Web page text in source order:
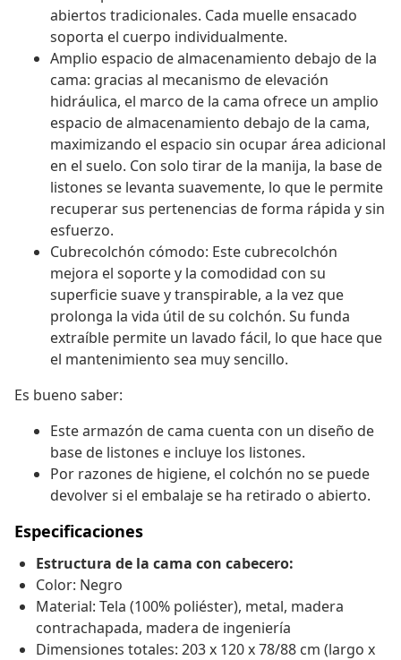
abiertos tradicionales. Cada muelle ensacado
soporta el cuerpo individualmente.
Amplio espacio de almacenamiento debajo de la
cama: gracias al mecanismo de elevación
hidráulica, el marco de la cama ofrece un amplio
espacio de almacenamiento debajo de la cama,
maximizando el espacio sin ocupar área adicional
en el suelo. Con solo tirar de la manija, la base de
listones se levanta suavemente, lo que le permite
recuperar sus pertenencias de forma rápida y sin
esfuerzo.
Cubrecolchón cómodo: Este cubrecolchón
mejora el soporte y la comodidad con su
superficie suave y transpirable, a la vez que
prolonga la vida útil de su colchón. Su funda
extraíble permite un lavado fácil, lo que hace que
el mantenimiento sea muy sencillo.
Es bueno saber:
Este armazón de cama cuenta con un diseño de
base de listones e incluye los listones.
Por razones de higiene, el colchón no se puede
devolver si el embalaje se ha retirado o abierto.
Especificaciones
Estructura de la cama con cabecero:
Color: Negro
Material: Tela (100% poliéster), metal, madera
contrachapada, madera de ingeniería
Dimensiones totales: 203 x 120 x 78/88 cm (largo x